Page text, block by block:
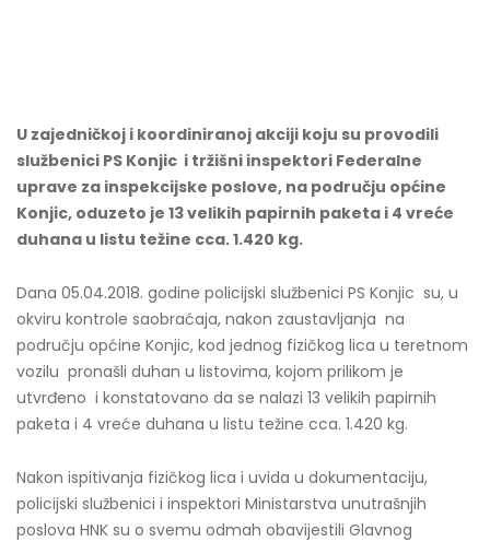
U zajedničkoj i koordiniranoj akciji koju su provodili
službenici PS Konjic i tržišni inspektori Federalne
uprave za inspekcijske poslove, na području općine
Konjic, oduzeto je 13 velikih papirnih paketa i 4 vreće
duhana u listu težine cca. 1.420 kg.
Dana 05.04.2018. godine policijski službenici PS Konjic su, u
okviru kontrole saobraćaja, nakon zaustavljanja na
području općine Konjic, kod jednog fizičkog lica u teretnom
vozilu pronašli duhan u listovima, kojom prilikom je
utvrđeno i konstatovano da se nalazi 13 velikih papirnih
paketa i 4 vreće duhana u listu težine cca. 1.420 kg.
Nakon ispitivanja fizičkog lica i uvida u dokumentaciju,
policijski službenici i inspektori Ministarstva unutrašnjih
poslova HNK su o svemu odmah obavijestili Glavnog